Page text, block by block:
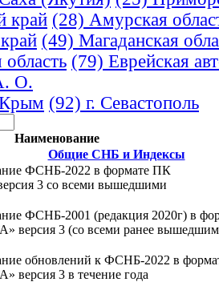
край (28) Амурская
(49) Магаданская
(79) Еврейская
О.
Крым (92) г. Севастополь
Наименование
Общие СНБ и Индексы
ФСНБ-2022 в формате ПК
3 со всеми вышедшими
ФСНБ-2001 (редакция 2020г) в
3 (со всеми ранее
обновлений к ФСНБ-2022 в
3 в течение года